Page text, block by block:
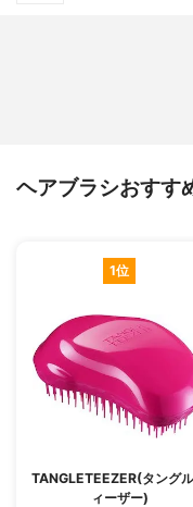
ヘアブラシおすす
1位
TANGLETEEZER(タング
ィーザー)